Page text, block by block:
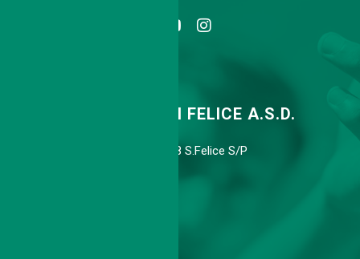
TENNIS CLUB SAN FELICE A.S.D.
Via Agnini 318, 41038 S.Felice S/P